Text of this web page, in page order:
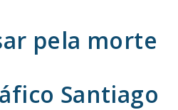
pela morte
Santiago